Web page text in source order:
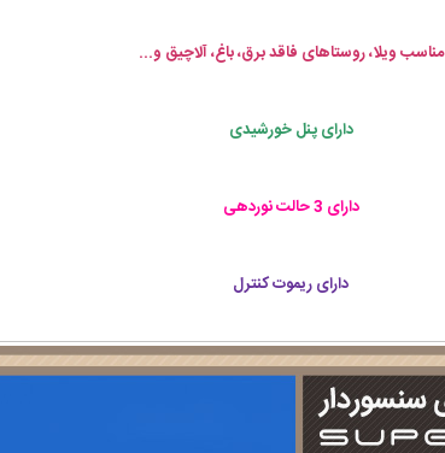
مناسب ویلا، روستاهای فاقد برق، باغ، آلاچیق و...
دارای پنل خورشیدی
دارای 3 حالت نوردهی
دارای ریموت کنترل